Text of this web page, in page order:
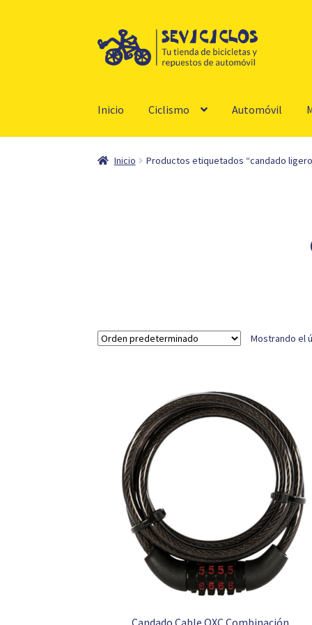
Ir
a
Ir
al
Inicio Ciclismo Automóvil
Inicio Productos etiquetados “candado
Mostrando el